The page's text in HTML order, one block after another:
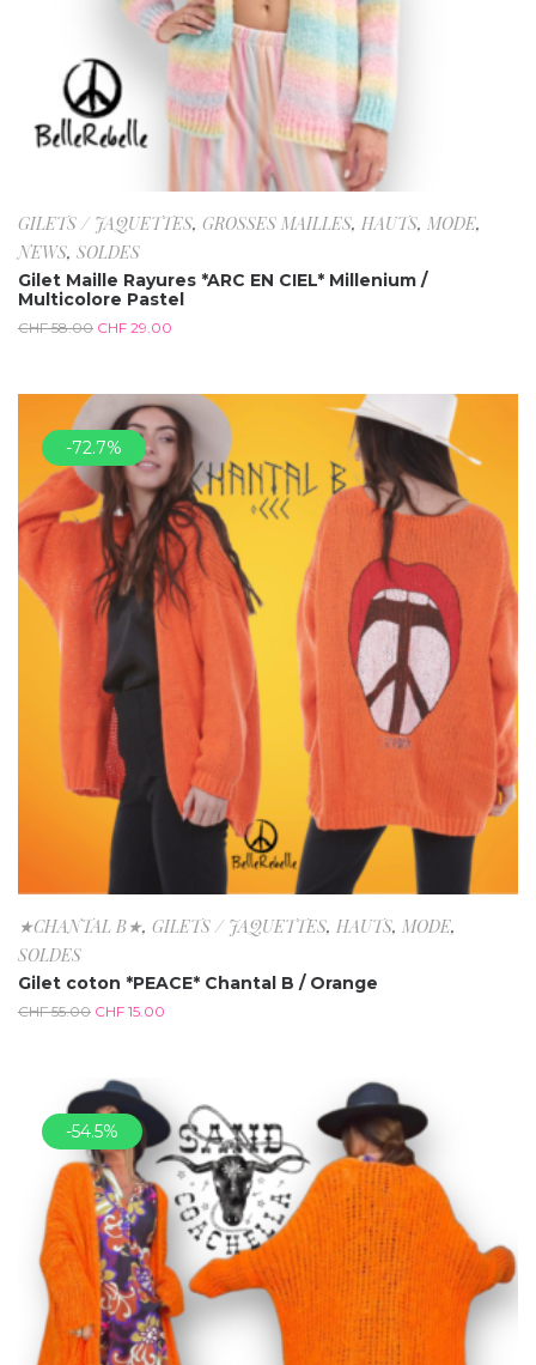
GILETS / JAQUETTES, GROSSES MAILLES, HAUTS, MODE,
NEWS, SOLDES
Gilet Maille Rayures *ARC EN CIEL* Millenium /
Multicolore Pastel
CHF58.00 CHF 29.00
-72.7%
★CHANTAL B★, GILETS / JAQUETTES, HAUTS, MODE,
SOLDES
Gilet coton *PEACE* Chantal B / Orange
CHF55.00 CHF 15.00
-54.5%